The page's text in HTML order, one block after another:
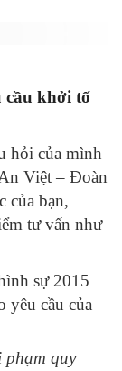
cầu khởi tố
hỏi của mình
Việt – Đoàn
của bạn,
tư vấn như
sự 2015
yêu cầu của
phạm quy